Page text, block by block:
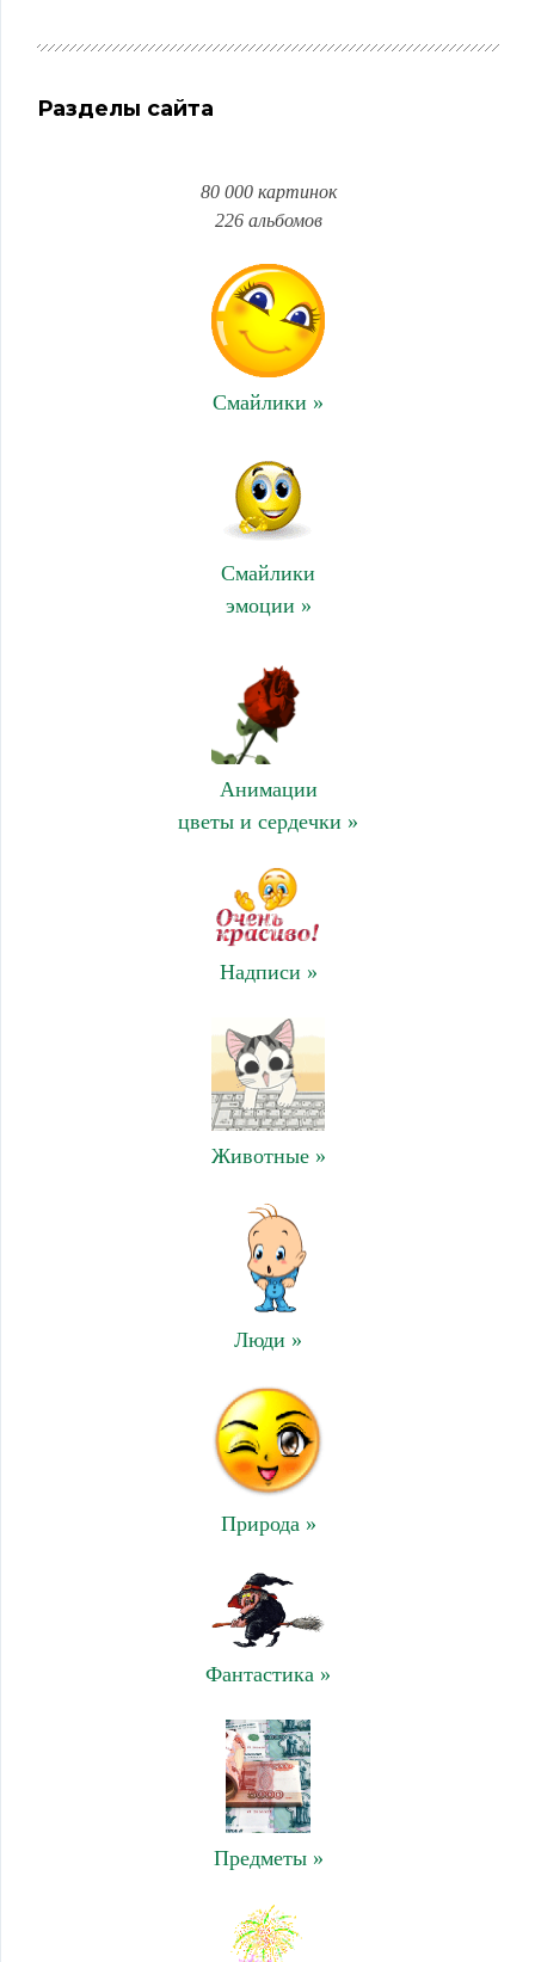
Разделы сайта
80 000 картинок
226 альбомов
Смайлики »
Смайлики
эмоции »
Анимации
цветы и сердечки »
Надписи »
Животные »
Люди »
Природа »
Фантастика »
Предметы »